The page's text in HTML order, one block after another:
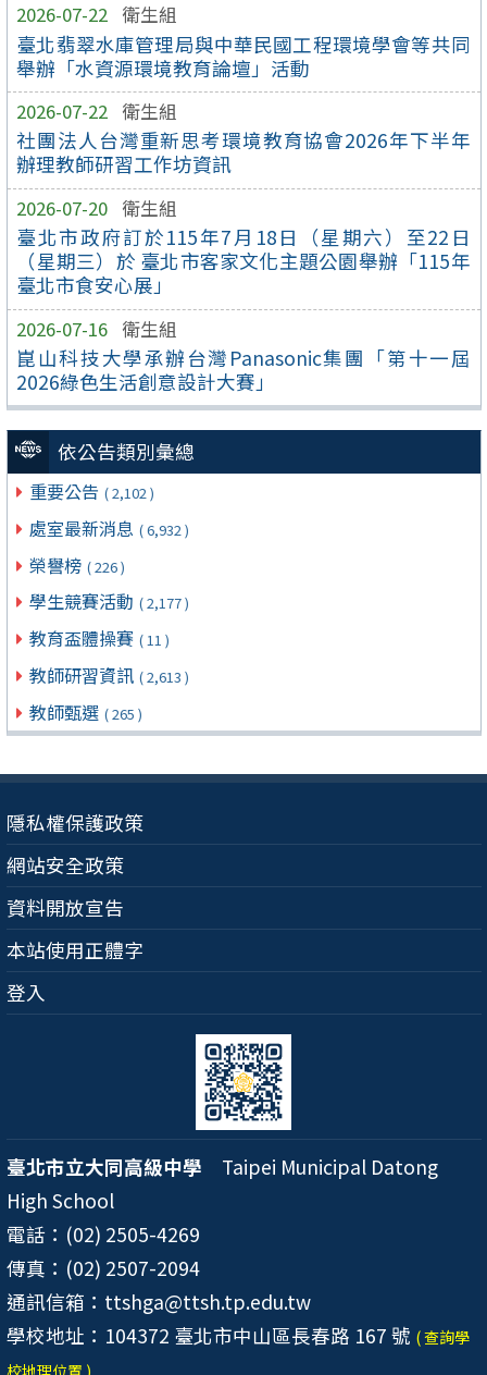
2026-07-22 衛生組
臺北翡翠水庫管理局與中華民國工程環境學會等共同
舉辦「水資源環境教育論壇」活動
2026-07-22 衛生組
社團法人台灣重新思考環境教育協會2026年下半年
辦理教師研習工作坊資訊
2026-07-20 衛生組
臺北市政府訂於115年7月18日（星期六）至22日
（星期三）於 臺北市客家文化主題公園舉辦「115年
臺北市食安心展」
2026-07-16 衛生組
崑山科技大學承辦台灣Panasonic集團「第十一屆
2026綠色生活創意設計大賽」
依公告類別彙總
重要公告 ( 2,102 )
處室最新消息 ( 6,932 )
榮譽榜 ( 226 )
學生競賽活動 ( 2,177 )
教育盃體操賽 ( 11 )
教師研習資訊 ( 2,613 )
教師甄選 ( 265 )
隱私權保護政策
網站安全政策
資料開放宣告
本站使用正體字
登入
臺北市立大同高級中學 Taipei Municipal Datong
High School
電話：(02) 2505-4269
傳真：(02) 2507-2094
通訊信箱：ttshga@ttsh.tp.edu.tw
學校地址：104372 臺北市中山區長春路 167 號 ( 查詢學